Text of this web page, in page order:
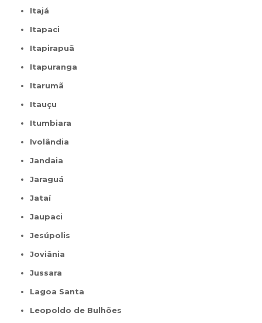
Itajá
Itapaci
Itapirapuã
Itapuranga
Itarumã
Itauçu
Itumbiara
Ivolândia
Jandaia
Jaraguá
Jataí
Jaupaci
Jesúpolis
Joviânia
Jussara
Lagoa Santa
Leopoldo de Bulhões